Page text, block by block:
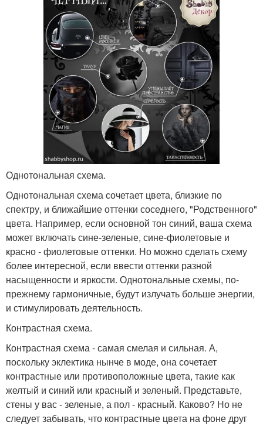
Однотональная схема.
Однотональная схема сочетает цвета, близкие по
спектру, и ближайшие оттенки соседнего, "Родственного"
цвета. Например, если основной тон синий, ваша схема
может включать сине-зеленые, сине-фиолетовые и
красно - фиолетовые оттенки. Но можно сделать схему
более интересной, если ввести оттенки разной
насыщенности и яркости. Однотональные схемы, по-
прежнему гармоничные, будут излучать больше энергии,
и стимулировать деятельность.
Контрастная схема.
Контрастная схема - самая смелая и сильная. А,
поскольку эклектика нынче в моде, она сочетает
контрастные или противоположные цвета, такие как
желтый и синий или красный и зеленый. Представьте,
стены у вас - зеленые, а пол - красный. Каково? Но не
следует забывать, что контрастные цвета на фоне друг